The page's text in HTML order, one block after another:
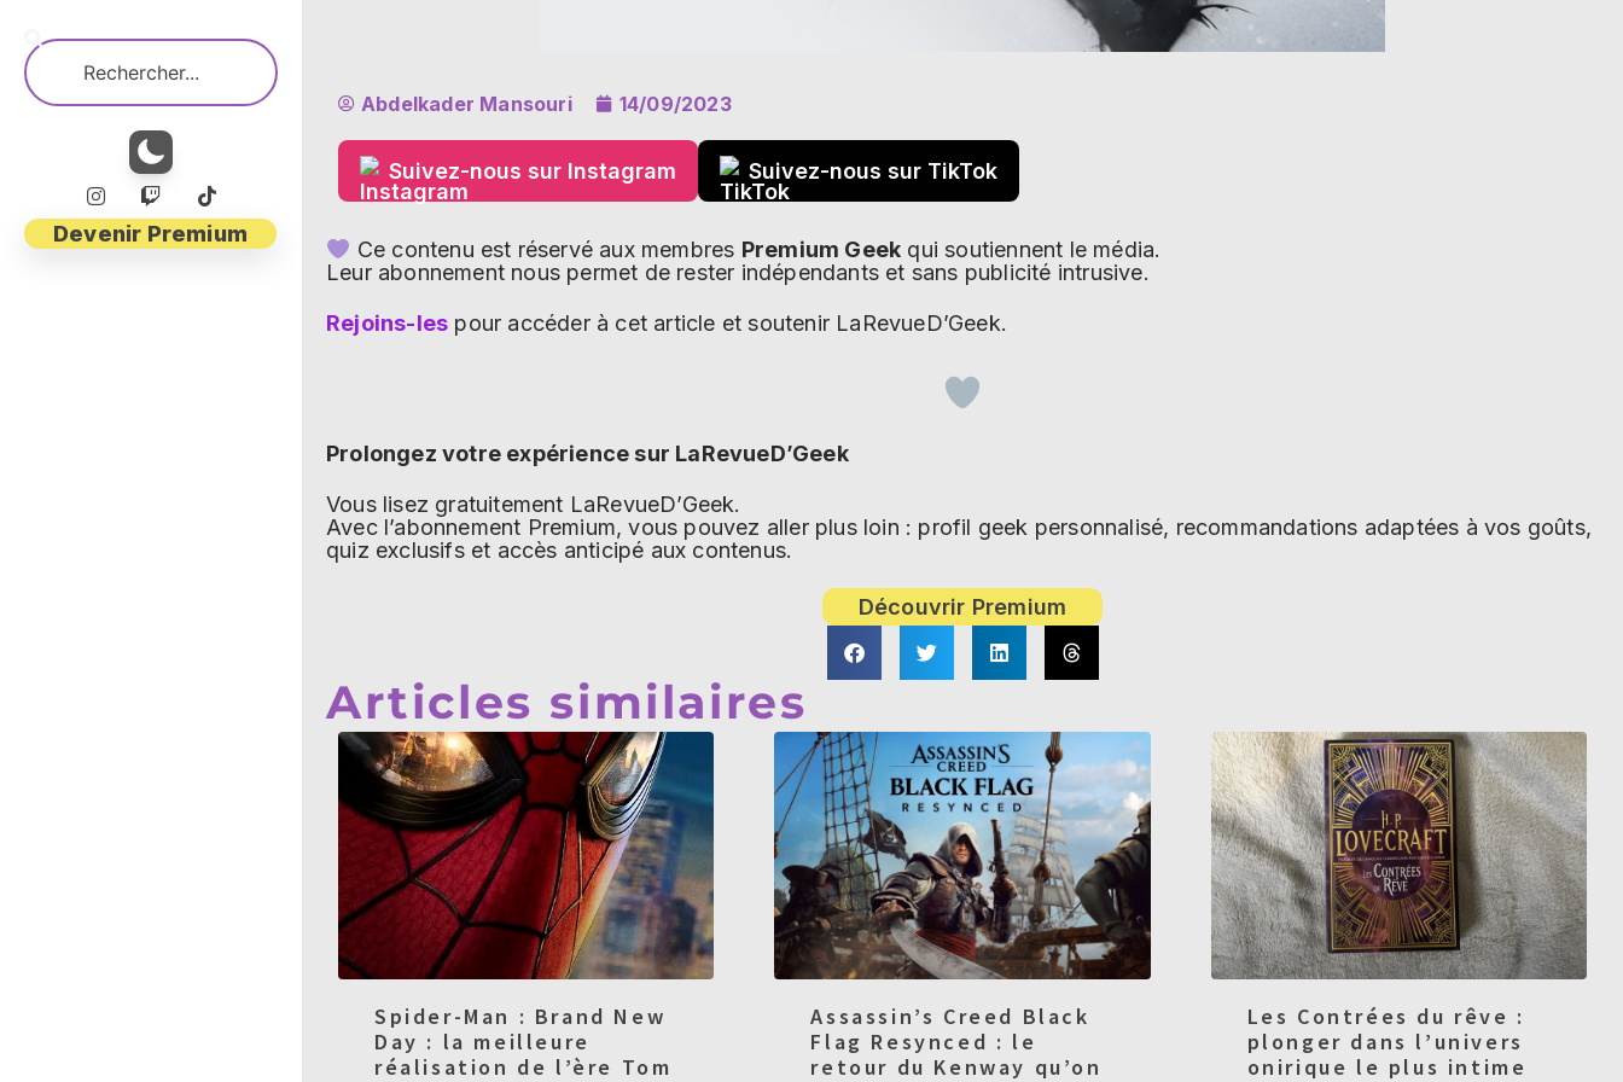
Devenir Premium
Abdelkader Mansouri 14/09/2023
Suivez-nous sur Instagram Suivez-nous sur TikTok
Ce contenu est réservé aux membres Premium Geek qui soutiennent le média.
Leur abonnement nous permet de rester indépendants et sans publicité intrusive.
Rejoins-les pour accéder à cet article et soutenir LaRevueD’Geek.
Prolongez votre expérience sur LaRevueD’Geek
Vous lisez gratuitement LaRevueD’Geek.
Avec l’abonnement Premium, vous pouvez aller plus loin : profil geek personnalisé, recommandations adaptées à vos goûts,
quiz exclusifs et accès anticipé aux contenus.
Découvrir Premium
Articles similaires
Spider-Man : Brand New
Day : la meilleure
réalisation de l’ère Tom
Assassin’s Creed Black
Flag Resynced : le
retour du Kenway qu’on
Les Contrées du rêve :
plonger dans l’univers
onirique le plus intime